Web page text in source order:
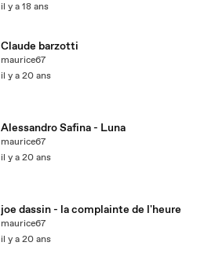
il y a 18 ans
Claude barzotti
maurice67
il y a 20 ans
Alessandro Safina - Luna
maurice67
il y a 20 ans
joe dassin - la complainte de l'heure
maurice67
il y a 20 ans